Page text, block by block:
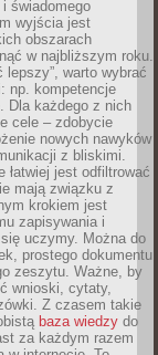
świadomego
wyjścia jest
obszarach
w najbliższym roku.
lepszy”, warto wybrać
np. kompetencje
Dla każdego z nich
cele – zdobycie
nowych nawyków
z bliskimi.
łatwiej jest odfiltrować
mają związku z
krokiem jest
zapisywania i
uczymy. Można do
prostego dokumentu
zeszytu. Ważne, by
wnioski, cytaty,
Z czasem takie
baza wiedzy do
za każdym razem